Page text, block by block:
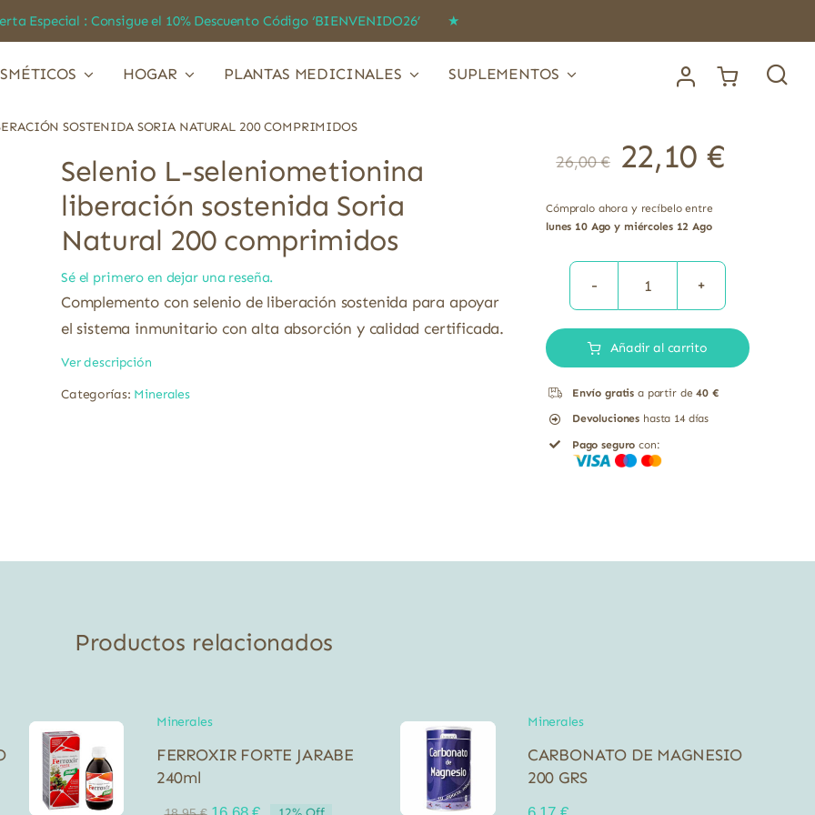
Especial : Consigue el 10% Descuento Código ‘BIENVENIDO26’ ★
HOGAR PLANTAS MEDICINALES SUPLEMENTOS
SOSTENIDA SORIA NATURAL 200 COMPRIMIDOS
Selenio L-seleniometionina
liberación sostenida Soria
Natural 200 comprimidos
Sé el primero en dejar una reseña.
Complemento con selenio de liberación sostenida para apoyar
el sistema inmunitario con alta absorción y calidad certificada.
Ver descripción
Categorías: Minerales
26,00€ 22,10 €
Cómpralo ahora y recíbelo entre
lunes 10 Ago y miércoles 12 Ago
Selenio
seleniometionina
sostenida
Soria
Natural
Añadir al carrito
Envío gratis a partir de40 €
Devoluciones hasta 14 días
Pago seguro con:
Productos relacionados
Minerales
FERROXIR FORTE JARABE
240ml
Minerales
CARBONATO DE MAGNESIO
200 GRS